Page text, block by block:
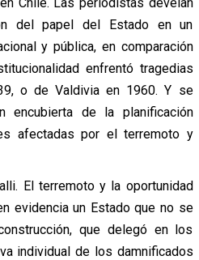
del papel del Estado en un
y pública, en comparación
enfrentó tragedias
o de Valdivia en 1960. Y se
encubierta de la planificación
afectadas por el terremoto y
El terremoto y la oportunidad
evidencia un Estado que no se
que delegó en los
individual de los damnificados